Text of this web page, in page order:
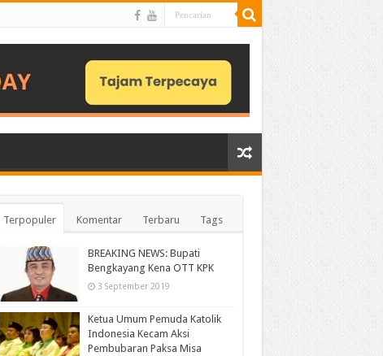
Terpopuler Komentar Terbaru Tags
BREAKING NEWS: Bupati
Bengkayang Kena OTT KPK
3 September 2019
Ketua Umum Pemuda Katolik
Indonesia Kecam Aksi
Pembubaran Paksa Misa